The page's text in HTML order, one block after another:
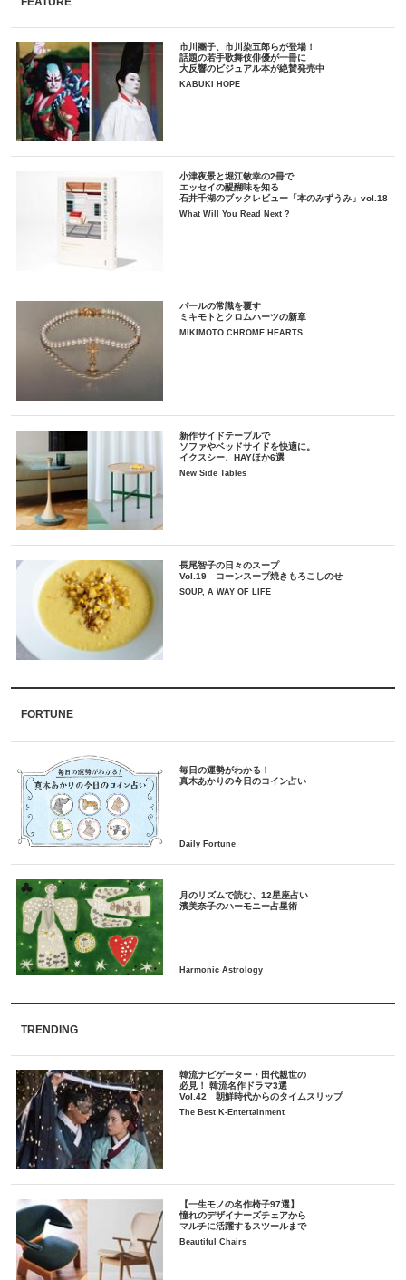
市川團子、市川染五郎らが登場！
話題の若手歌舞伎俳優が一冊に
大反響のビジュアル本が絶賛発売中
KABUKI HOPE
小津夜景と堀江敏幸の2冊で
エッセイの醍醐味を知る
石井千湖のブックレビュー「本のみずうみ」vol.18
What Will You Read Next ?
パールの常識を覆す
ミキモトとクロムハーツの新章
MIKIMOTO CHROME HEARTS
新作サイドテーブルで
ソファやベッドサイドを快適に。
イクスシー、HAYほか6選
New Side Tables
長尾智子の日々のスープ
Vol.19 コーンスープ焼きもろこしのせ
SOUP, A WAY OF LIFE
FORTUNE
毎日の運勢がわかる！
月のリズムで読む、12星座占い
TRENDING
韓流ナビゲーター・田代親世の
必見！ 韓流名作ドラマ3選
Vol.42 朝鮮時代からのタイムスリップ
The Best K-Entertainment
【一生モノの名作椅子97選】
憧れのデザイナーズチェアから
マルチに活躍するスツールまで
Beautiful Chairs